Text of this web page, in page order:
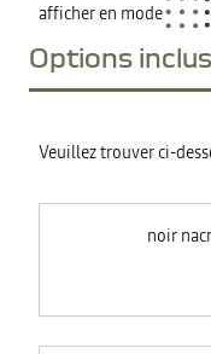
afficher en mode
Options
Veuillez trouver ci-
noir